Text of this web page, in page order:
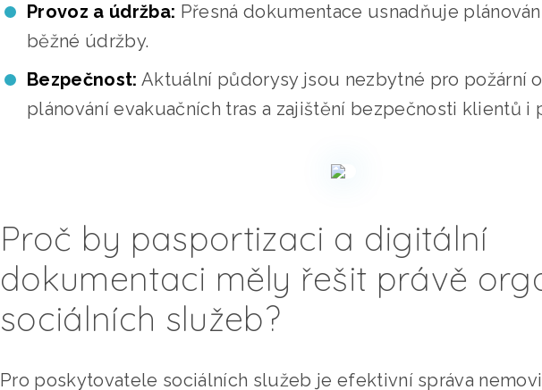
Provoz a údržba: Přesná dokumentace usnadňuje
běžné údržby.
Bezpečnost: Aktuální půdorysy jsou nezbytné pro požární
plánování evakuačních tras a zajištění bezpečnosti klientů i
Proč by pasportizaci a digitální
dokumentaci měly řešit právě
sociálních služeb?
Pro poskytovatele sociálních služeb je efektivní správa